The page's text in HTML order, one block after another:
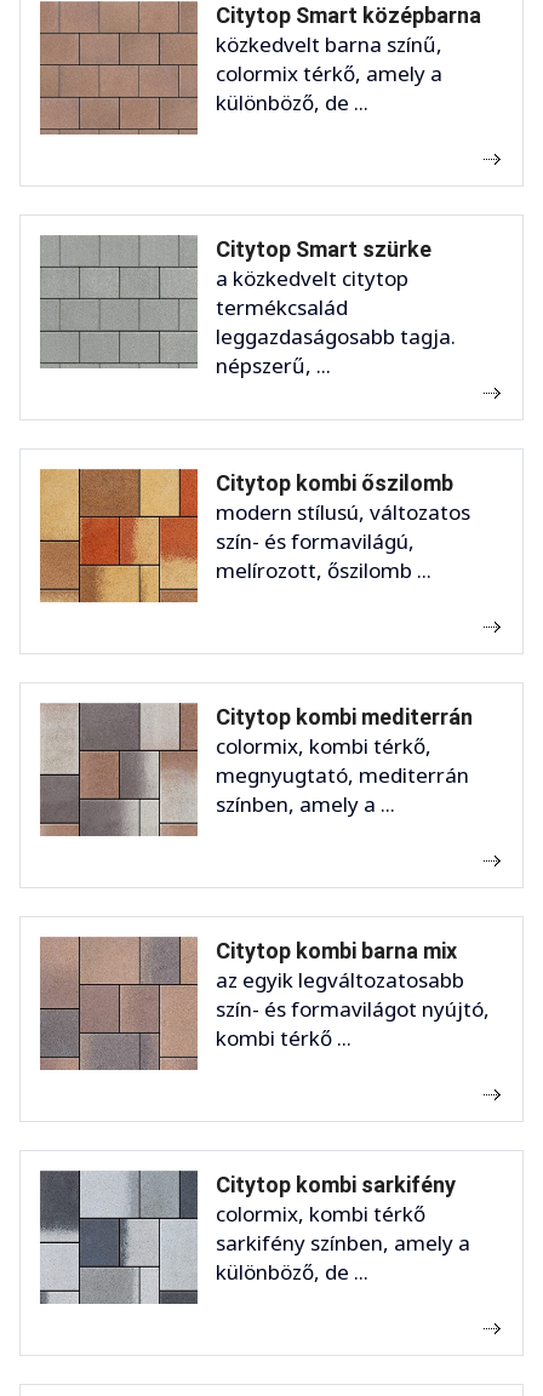
Citytop Smart középbarna
közkedvelt barna színű,
colormix térkő, amely a
különböző, de ...
Citytop Smart szürke
a közkedvelt citytop
termékcsalád
leggazdaságosabb tagja.
népszerű, ...
Citytop kombi őszilomb
modern stílusú, változatos
szín- és formavilágú,
melírozott, őszilomb ...
Citytop kombi mediterrán
colormix, kombi térkő,
megnyugtató, mediterrán
színben, amely a ...
Citytop kombi barna mix
az egyik legváltozatosabb
szín- és formavilágot nyújtó,
kombi térkő ...
Citytop kombi sarkifény
colormix, kombi térkő
sarkifény színben, amely a
különböző, de ...